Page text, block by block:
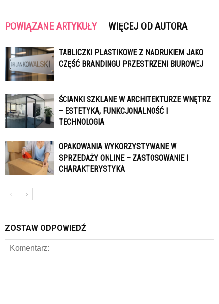
POWIĄZANE ARTYKUŁY WIĘCEJ OD AUTORA
TABLICZKI PLASTIKOWE Z NADRUKIEM JAKO
CZĘŚĆ BRANDINGU PRZESTRZENI BIUROWEJ
ŚCIANKI SZKLANE W ARCHITEKTURZE WNĘTRZ
– ESTETYKA, FUNKCJONALNOŚĆ I
TECHNOLOGIA
OPAKOWANIA WYKORZYSTYWANE W
SPRZEDAŻY ONLINE – ZASTOSOWANIE I
CHARAKTERYSTYKA
ZOSTAW ODPOWIEDŹ